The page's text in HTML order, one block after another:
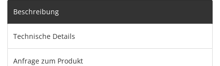
Beschreibung
Technische Details
Anfrage zum Produkt